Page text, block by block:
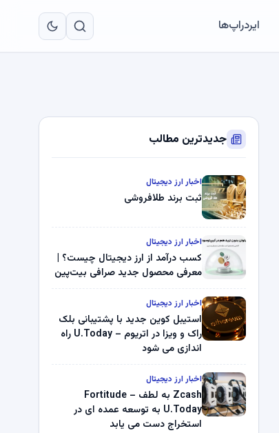
ایردراپ‌ها
جدیدترین مطالب
اخبار ارز دیجیتال
ثبت برند طلافروشی
اخبار ارز دیجیتال
کسب درآمد از ارز دیجیتال چیست؟ |
معرفی محصول جدید صرافی بیت‌پین
اخبار ارز دیجیتال
استیبل کوین جدید با پشتیبانی بلک
راک و ویزا در اتریوم – U.Today راه
اندازی می شود
اخبار ارز دیجیتال
Zcash به لطف Fortitude –
U.Today به توسعه عمده ای در
استخراج دست می یابد